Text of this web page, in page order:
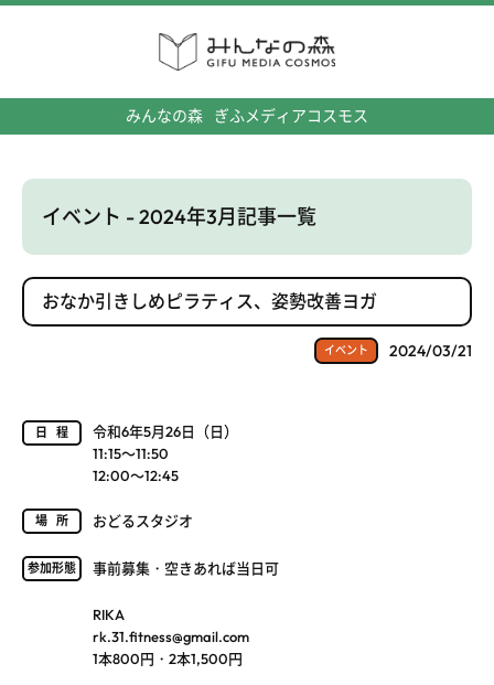
みんなの森 ぎふメディアコスモス
イベント - 2024年3月記事一覧
おなか引きしめピラティス、姿勢改善ヨガ
イベント 2024/03/21
日程
令和6年5月26日（日）
11:15～11:50
12:00～12:45
場所 おどるスタジオ
参加形態 事前募集・空きあれば当日可
RIKA
rk.31.fitness@gmail.com
1本800円・2本1,500円